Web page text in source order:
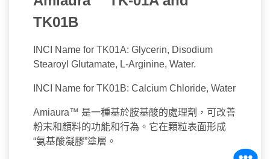
TK01B
INCI Name for TK01A: Glycerin, Disodium
Stearoyl Glutamate, L-Arginine, Water.
INCI Name for TK01B: Calcium Chloride, Water
Amiaura™ 是一種基於胺基酸的處理劑，可改善
粉末和顏料的功能和行為。它在顆粒表面形成
“氨基酸凝膠”塗層。